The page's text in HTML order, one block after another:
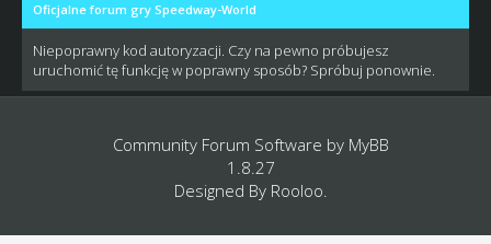
Oficjalne forum gry Speedway-World
Niepoprawny kod autoryzacji. Czy na pewno próbujesz
uruchomić tę funkcję w poprawny sposób? Spróbuj ponownie.
Community Forum Software by MyBB
1.8.27
Designed By Rooloo.